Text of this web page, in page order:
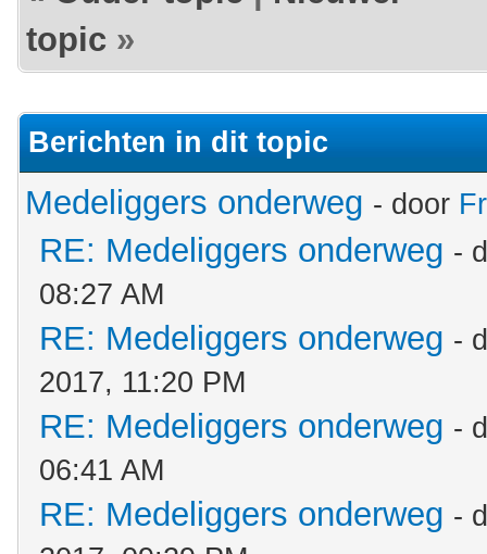
topic »
Berichten in dit topic
Medeliggers onderweg - door
RE: Medeliggers onderweg -
08:27 AM
RE: Medeliggers onderweg -
2017, 11:20 PM
RE: Medeliggers onderweg -
06:41 AM
RE: Medeliggers onderweg -